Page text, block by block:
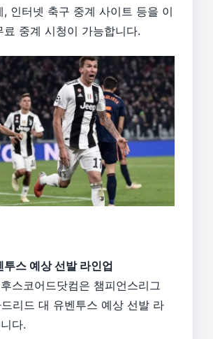
, 인터넷 축구 중계 사이트 등을 이
중계 시청이 가능합니다.
스 예상 선발 라인업
스코어드닷컴은 챔피언스리그
리드 대 유벤투스 예상 선발 라
다.